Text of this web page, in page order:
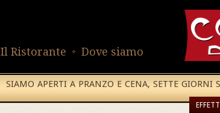
Il Ristorante Dove siamo
SIAMO APERTI A PRANZO E CENA, SETTE